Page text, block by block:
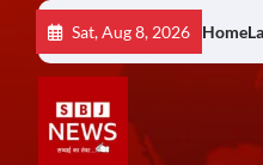
content
Sat, Aug 8, 2026 Home